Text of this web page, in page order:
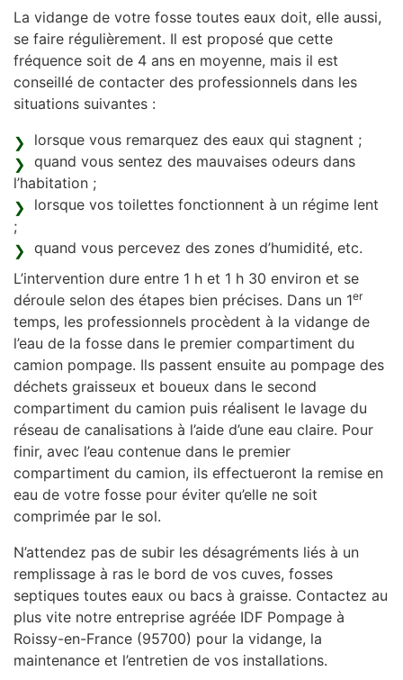
La vidange de votre fosse toutes eaux doit, elle aussi,
se faire régulièrement. Il est proposé que cette
fréquence soit de 4 ans en moyenne, mais il est
conseillé de contacter des professionnels dans les
situations suivantes :
lorsque vous remarquez des eaux qui stagnent ;
quand vous sentez des mauvaises odeurs dans
l’habitation ;
lorsque vos toilettes fonctionnent à un régime lent
;
quand vous percevez des zones d’humidité, etc.
L’intervention dure entre 1 h et 1 h 30 environ et se
déroule selon des étapes bien précises. Dans un 1er
temps, les professionnels procèdent à la vidange de
l’eau de la fosse dans le premier compartiment du
camion pompage. Ils passent ensuite au pompage des
déchets graisseux et boueux dans le second
compartiment du camion puis réalisent le lavage du
réseau de canalisations à l’aide d’une eau claire. Pour
finir, avec l’eau contenue dans le premier
compartiment du camion, ils effectueront la remise en
eau de votre fosse pour éviter qu’elle ne soit
comprimée par le sol.
N’attendez pas de subir les désagréments liés à un
remplissage à ras le bord de vos cuves, fosses
septiques toutes eaux ou bacs à graisse. Contactez au
plus vite notre entreprise agréée IDF Pompage à
Roissy-en-France (95700) pour la vidange, la
maintenance et l’entretien de vos installations.